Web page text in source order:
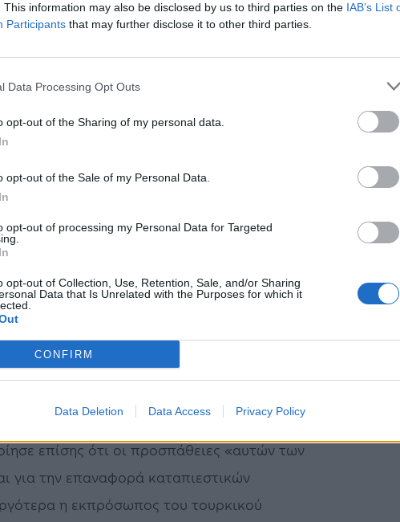
This information may also be disclosed by us to third parties on the IAB’s List
Participants that may further disclose it to other third parties.
Data Processing Opt Outs
opt-out of the Sharing of my personal data.
opt-out of the Sale of my Personal Data.
opt-out of processing my Personal Data for Targeted
opt-out of Collection, Use, Retention, Sale, and/or Sharing
Data that Is Unrelated with the Purposes for which it
CONFIRM
Data Deletion Data Access Privacy Policy
δεν έχουν σχολιάσει σχετικά, το
ότι οι δυνάμεις του Χάφταρ
κλειδιά στα νότια περίχωρα της
της πόλης, το οποίο παραμένει εκτός
ισχύουν, οι δυνάμεις του Χάφταρ
της Τρίπολης.
τη συνδρομή της Τουρκίας καθώς,
του Ταγίπ Ερντογάν η Άγκυρα θα
βοήθεια. «Η λιβυκή κυβέρνηση
Όπως έχει πει ο πρόεδρος Ερντογάν,
έγραψε στο Twitter ο Φαχρετίν Αλτούν.
κυβέρνηση στη Λιβύη. Οι εξωτερικές
τις παράνομες οργανώσεις (που
ο Αλτούν.
δεν θέλουμε η Λιβύη να μετατραπεί σε
επίσης ότι οι προσπάθειες «αυτών των
για την επαναφορά καταπιεστικών
η εκπρόσωπος του τουρκικού